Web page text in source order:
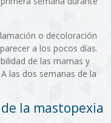
o decoloración
a los pocos días.
de las mamas y
las dos semanas de la
la mastopexia